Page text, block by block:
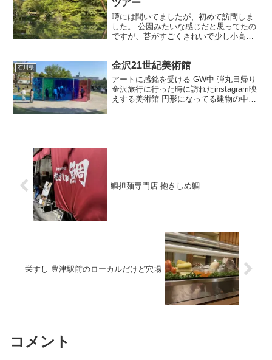
ツアー
噂には聞いてましたが、初めて訪問しま
した。 公園みたいな感じだと思ってたの
ですが、苔がすごくきれいで少し小高い
時でもすごく良さそうです。 兼六園入り
口 この入口みた時は...
石川県 金沢21世紀美術館
アートに感銘を受ける GW中 弾丸日帰り
金沢旅行に行った時に訪れたinstagram映
えする美術館 円形になってる建物の中に
鯛担麺専門店 抱きしめ鯛
栄すし 豊津駅前のローカルだけど穴場
コメント